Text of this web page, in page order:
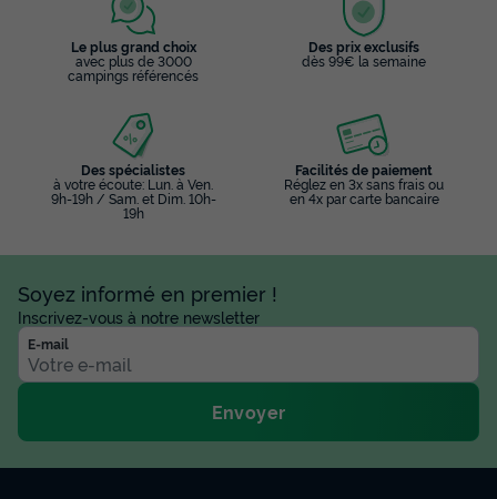
MOBILHOME 4 personnes - Life accessible
PMR (samedi)
Annulation gratuite
Salon de jardin
Micro-ondes
+ 1
MOBILHOME 4 personnes - Life accessible PMR (samedi)
19/09/2026
Meilleur prix pour 7 nuits
Modifier les dates
Le plus grand choix
avec plus de 3000
campings référencés
Des prix exclusifs
dès 99€ la semaine
Des spécialistes
à votre écoute: Lun. à Ven.
9h-19h / Sam. et Dim. 10h-
19h
Facilités de paiement
Réglez en 3x sans frais ou
en 4x par carte bancaire
Soyez informé en premier !
Inscrivez-vous à notre newsletter
E-mail
Envoyer